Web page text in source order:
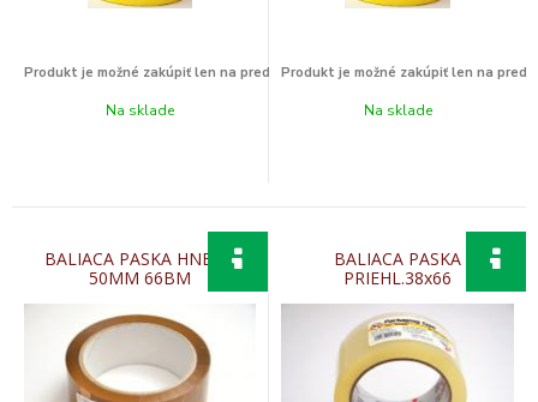
Na sklade Na sklade
BALIACA PASKA HNEDA
50MM 66BM
BALIACA PASKA
PRIEHL.38x66